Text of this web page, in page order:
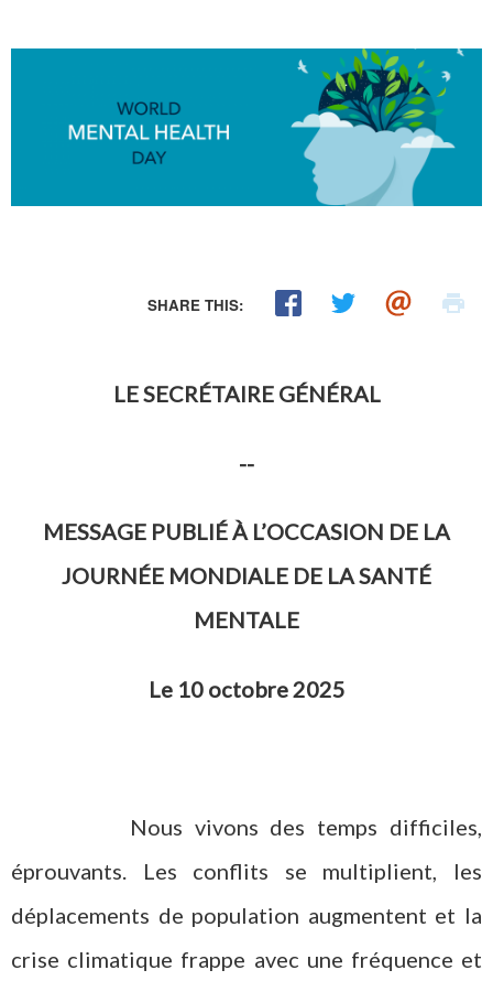
SHARE THIS:
LE SECRÉTAIRE GÉNÉRAL
--
MESSAGE PUBLIÉ À L’OCCASION DE LA
JOURNÉE MONDIALE DE LA SANTÉ
MENTALE
Le 10 octobre 2025
Nous vivons des temps difficiles,
éprouvants. Les conflits se multiplient, les
déplacements de population augmentent et la
crise climatique frappe avec une fréquence et